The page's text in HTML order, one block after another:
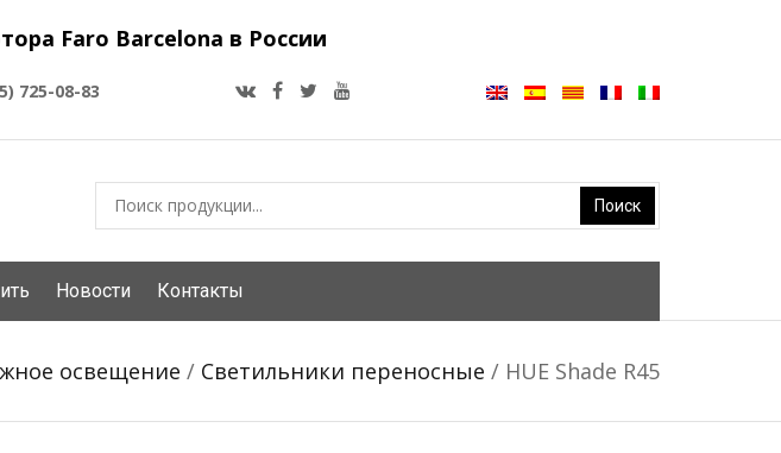
Faro Barcelona в России
725-08-83
Новости Контакты
освещение / Светильники переносные / HUE Shade R45